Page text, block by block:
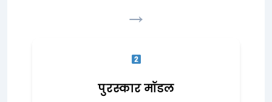
→
पुरस्कार मॉडल